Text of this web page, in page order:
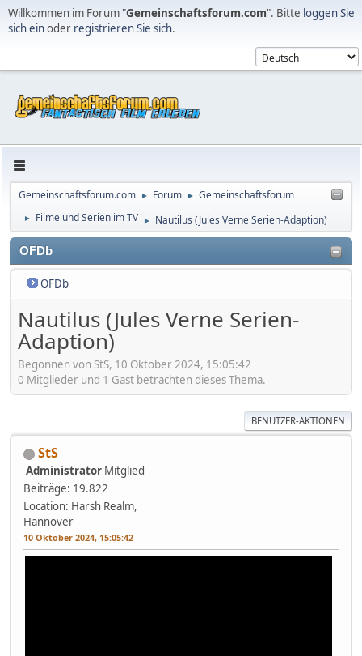
Willkommen im Forum "Gemeinschaftsforum.com". Bitte loggen Sie
sich einoder registrieren Sie sich.
Gemeinschaftsforum.com ► Forum ► Gemeinschaftsforum
► Filme und Serien im TV ► Nautilus (Jules Verne Serien-Adaption)
OFDb
OFDb
Nautilus (Jules Verne Serien-
Adaption)
Begonnen von StS, 10 Oktober 2024, 15:05:42
0 Mitglieder und 1 Gast betrachten dieses Thema.
BENUTZER-AKTIONEN
StS
Administrator Mitglied
Beiträge: 19.822
Location: Harsh Realm,
Hannover
10 Oktober 2024, 15:05:42